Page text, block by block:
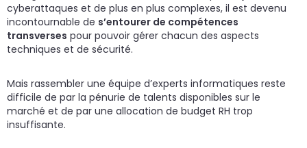
cyberattaques et de plus en plus complexes, il est devenu
incontournable de s’entourer de compétences
transverses pour pouvoir gérer chacun des aspects
techniques et de sécurité.
Mais rassembler une équipe d’experts informatiques reste
difficile de par la pénurie de talents disponibles sur le
marché et de par une allocation de budget RH trop
insuffisante.